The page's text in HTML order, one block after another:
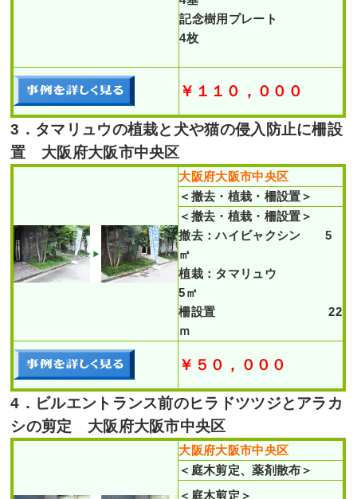
記念樹用プレート
4枚
￥１１０，０００
3．タマリュウの植栽と犬や猫の侵入防止に柵設
置 大阪府大阪市中央区
大阪府大阪市中央区
＜撤去・植栽・柵設置＞
＜撤去・植栽・柵設置＞
撤去：ハイビャクシン 5
㎡
植栽：タマリュウ
5㎡
柵設置 22
ｍ
￥５０，０００
4．ビルエントランス前のヒラドツツジとアラカ
シの剪定 大阪府大阪市中央区
大阪府大阪市中央区
＜庭木剪定、薬剤散布＞
＜庭木剪定＞